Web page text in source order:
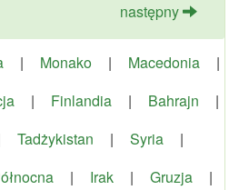
następny
| Monako | Macedonia
|
| Finlandia | Bahrajn
|
Tadżykistan | Syria
|
| Irak | Gruzja
|